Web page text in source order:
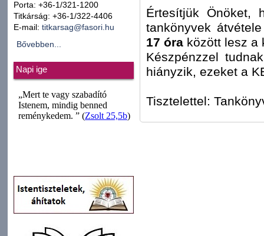
Porta: +36-1/321-1200
Titkárság: +36-1/322-4406
E-mail: titkarsag@fasori.hu
Bővebben...
Napi ige
Értesítjük
tankönyvek
17 óra között lesz a
Készpénzzel
hiányzik, ezeket a
Tisztelettel: